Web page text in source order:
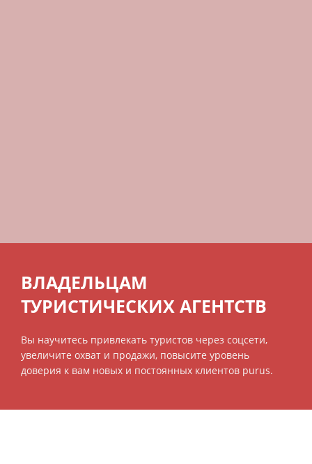
ВЛАДЕЛЬЦАМ
ТУРИСТИЧЕСКИХ АГЕНТСТВ
Вы научитесь привлекать туристов через соцсети,
увеличите охват и продажи, повысите уровень
доверия к вам новых и постоянных клиентов purus.